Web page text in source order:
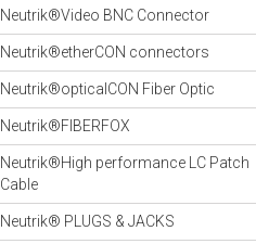
Neutrik®Video BNC Connector
Neutrik®etherCON connectors
Neutrik®opticalCON Fiber Optic
Neutrik®FIBERFOX
Neutrik®High performance LC Patch
Cable
Neutrik® PLUGS & JACKS